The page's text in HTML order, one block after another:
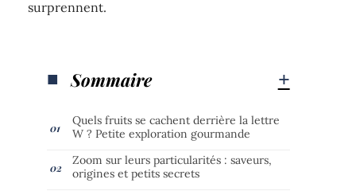
surprennent.
Sommaire
Quels fruits se cachent derrière la lettre
W ? Petite exploration gourmande
Zoom sur leurs particularités : saveurs,
origines et petits secrets